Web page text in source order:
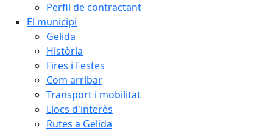
Perfil de contractant
El municipi
Gelida
Història
Fires i Festes
Com arribar
Transport i mobilitat
Llocs d'interès
Rutes a Gelida